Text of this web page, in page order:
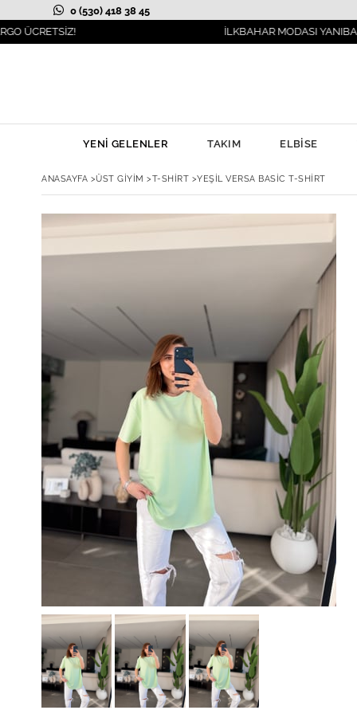
0 (530) 418 38 45
İLKBAHAR MODASI YANIBAŞINIZDA!
YENİ GELENLER TAKIM ELBİSE
ANASAYFA >ÜST GİYİM >T-SHİRT >YEŞIL VERSA BASIC T-SHIRT